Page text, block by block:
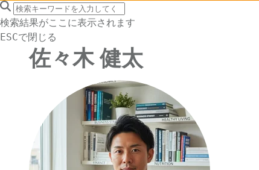
search icon
サイト内検索
検索結果がここに表示されます
ESCで閉じる
佐々木 健太